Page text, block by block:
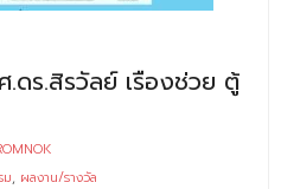
ดร.สิรวัลย์ เรืองช่วย ตู้
ม, ผลงาน/รางวัล